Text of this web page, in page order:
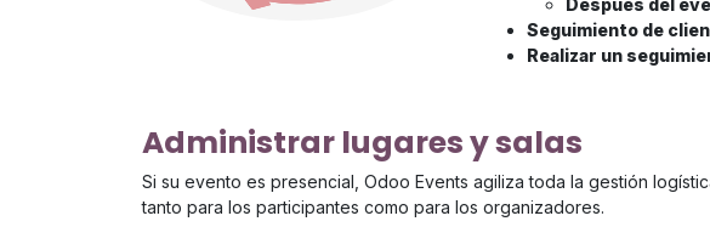
Después del
Seguimiento de
Realizar un
Administrar lugares y salas
Si su evento es presencial, Odoo Events agiliza toda la gestión
tanto para los participantes como para los organizadores.